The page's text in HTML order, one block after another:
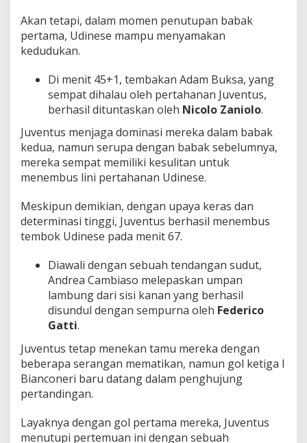
Akan tetapi, dalam momen penutupan babak
pertama, Udinese mampu menyamakan
kedudukan.
Di menit 45+1, tembakan Adam Buksa, yang
sempat dihalau oleh pertahanan Juventus,
berhasil dituntaskan oleh Nicolo Zaniolo.
Juventus menjaga dominasi mereka dalam babak
kedua, namun serupa dengan babak sebelumnya,
mereka sempat memiliki kesulitan untuk
menembus lini pertahanan Udinese.
Meskipun demikian, dengan upaya keras dan
determinasi tinggi, Juventus berhasil menembus
tembok Udinese pada menit 67.
Diawali dengan sebuah tendangan sudut,
Andrea Cambiaso melepaskan umpan
lambung dari sisi kanan yang berhasil
disundul dengan sempurna oleh Federico
Gatti.
Juventus tetap menekan tamu mereka dengan
beberapa serangan mematikan, namun gol ketiga I
Bianconeri baru datang dalam penghujung
pertandingan.
Layaknya dengan gol pertama mereka, Juventus
menutupi pertemuan ini dengan sebuah